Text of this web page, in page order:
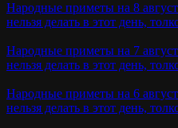
Народные приметы на 8
нельзя делать в этот день,
Народные приметы на 7
нельзя делать в этот день,
Народные приметы на 6
нельзя делать в этот день,